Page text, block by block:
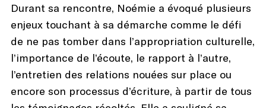
Durant sa rencontre, Noémie a évoqué plusieurs
enjeux touchant à sa démarche comme le défi
de ne pas tomber dans l’appropriation culturelle,
l’importance de l’écoute, le rapport à l’autre,
l’entretien des relations nouées sur place ou
encore son processus d’écriture, à partir de tous